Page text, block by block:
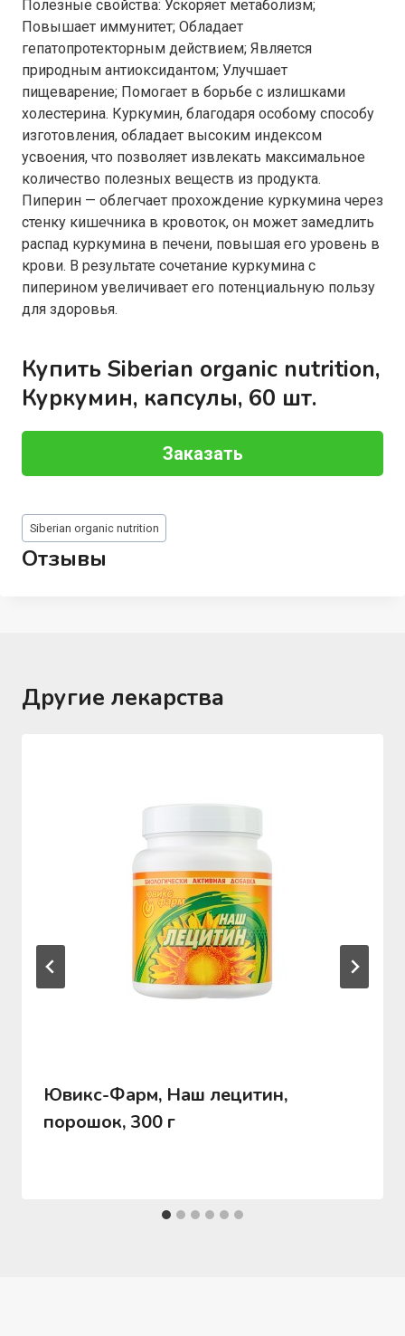
Полезные свойства: Ускоряет метаболизм;
Повышает иммунитет; Обладает
гепатопротекторным действием; Является
природным антиоксидантом; Улучшает
пищеварение; Помогает в борьбе с излишками
холестерина. Куркумин, благодаря особому способу
изготовления, обладает высоким индексом
усвоения, что позволяет извлекать максимальное
количество полезных веществ из продукта.
Пиперин — облегчает прохождение куркумина через
стенку кишечника в кровоток, он может замедлить
распад куркумина в печени, повышая его уровень в
крови. В результате сочетание куркумина с
пиперином увеличивает его потенциальную пользу
для здоровья.
Купить Siberian organic nutrition,
Куркумин, капсулы, 60 шт.
Заказать
Метки
записи:
Siberian organic nutrition
Отзывы
Другие лекарства
Ювикс-Фарм, Наш лецитин,
порошок, 300 г